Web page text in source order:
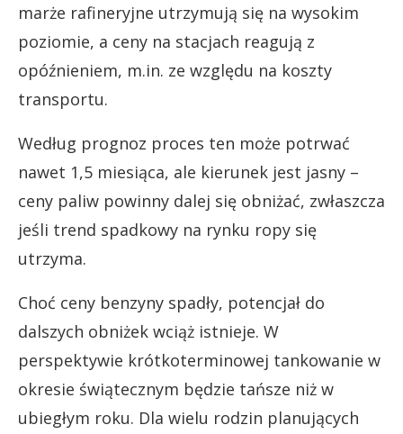
marże rafineryjne utrzymują się na wysokim
poziomie, a ceny na stacjach reagują z
opóźnieniem, m.in. ze względu na koszty
transportu.
Według prognoz proces ten może potrwać
nawet 1,5 miesiąca, ale kierunek jest jasny –
ceny paliw powinny dalej się obniżać, zwłaszcza
jeśli trend spadkowy na rynku ropy się
utrzyma.
Choć ceny benzyny spadły, potencjał do
dalszych obniżek wciąż istnieje. W
perspektywie krótkoterminowej tankowanie w
okresie świątecznym będzie tańsze niż w
ubiegłym roku. Dla wielu rodzin planujących